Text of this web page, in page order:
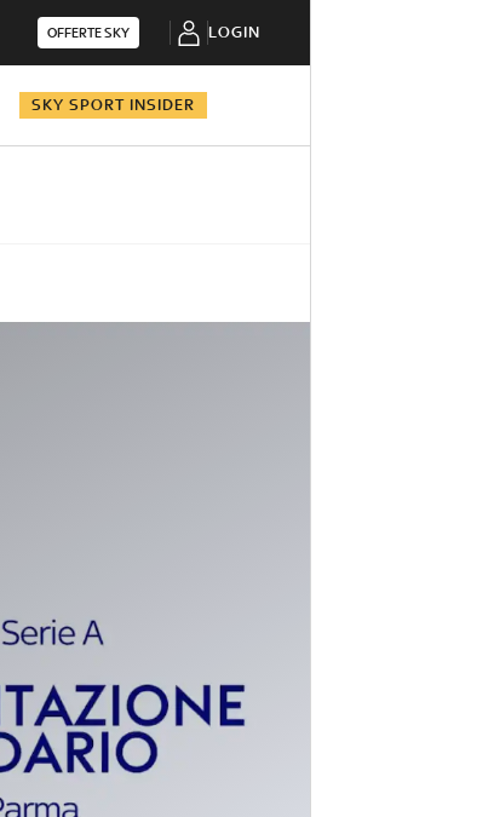
OFFERTE SKY LOGIN
SKY SPORT INSIDER